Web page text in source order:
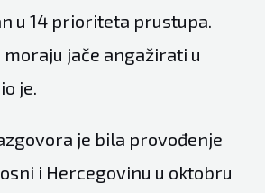
u 14 prioriteta prustupa.
jače angažirati u
je.
je bila provođenje
i Hercegovinu u oktobru